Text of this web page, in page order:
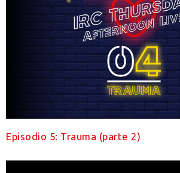
Episodio 5: Trauma (parte 2)